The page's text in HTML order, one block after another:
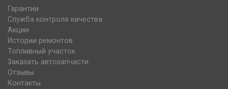
Гарантии
Служба контроля качества
Акции
Истории ремонтов
Топливный участок
Заказать автозапчасти
Отзывы
Контакты